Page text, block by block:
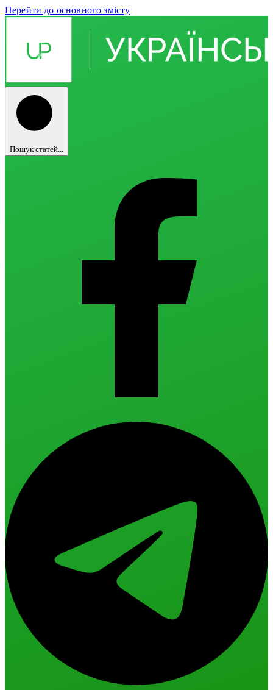
Перейти до основного змісту
Пошук статей...